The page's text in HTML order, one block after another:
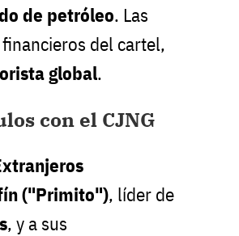
de petróleo. Las
del cartel,
global.
con el CJNG
("Primito"), líder de
, y a sus